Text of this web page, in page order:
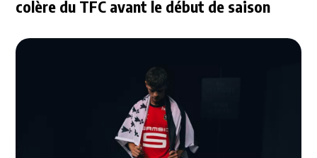
colère du TFC avant le début de saison